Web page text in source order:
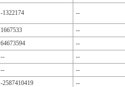
-1322174 --
1667533 --
64673594 --
-- --
-- --
-2587410419 --